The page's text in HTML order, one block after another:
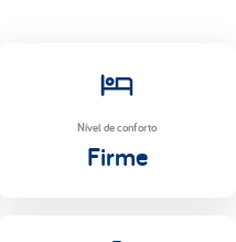
Nível de conforto
Firme